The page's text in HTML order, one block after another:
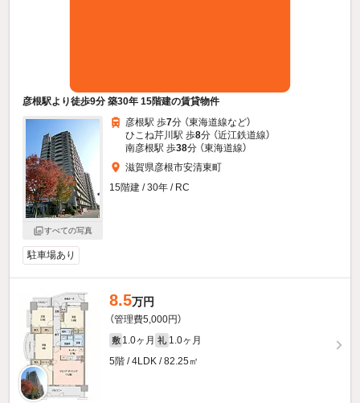
彦根駅より徒歩9分 築30年 15階建の賃貸物件
すべての写真
彦根駅 歩7分 （東海道線など）
ひこね芹川駅 歩8分 （近江鉄道線）
南彦根駅 歩38分 （東海道線）
滋賀県彦根市安清東町
15階建 / 30年 / RC
駐車場あり
8.5万円
（管理費5,000円）
敷 1.0ヶ月 礼 1.0ヶ月
5階 / 4LDK / 82.25㎡